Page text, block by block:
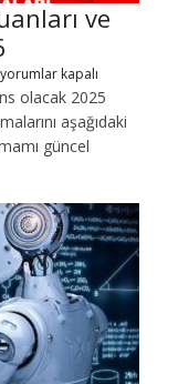
ve
yorumlar kapalı
olacak 2025
aşağıdaki
güncel